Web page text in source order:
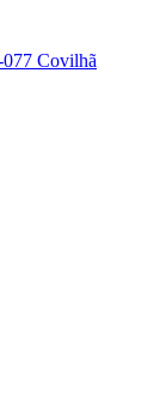
077 Covilhã